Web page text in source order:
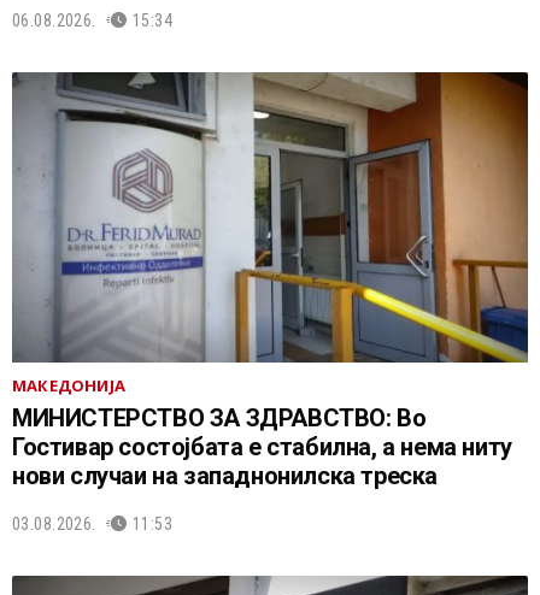
06.08.2026. 15:34
МАКЕДОНИЈА
МИНИСТЕРСТВО ЗА ЗДРАВСТВО: Во
Гостивар состојбата е стабилна, а нема ниту
нови случаи на западнонилска треска
03.08.2026. 11:53